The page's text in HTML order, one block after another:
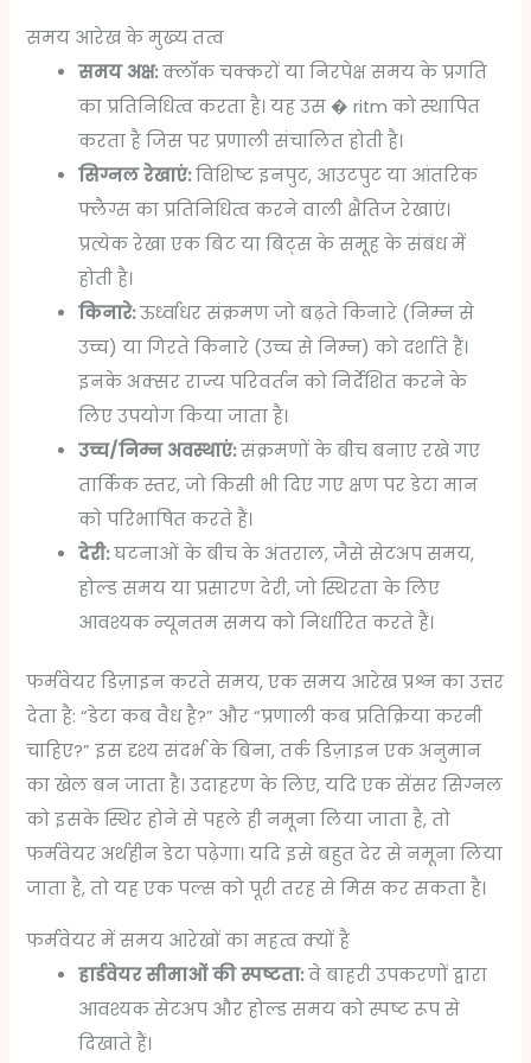
समय आरेख के मुख्य तत्व
समय अक्ष:क्लॉक चक्करों या निरपेक्ष समय के प्रगति
का प्रतिनिधित्व करता है। यह उस � ritm को स्थापित
करता है जिस पर प्रणाली संचालित होती है।
सिग्नल रेखाएं:विशिष्ट इनपुट, आउटपुट या आंतरिक
फ्लैग्स का प्रतिनिधित्व करने वाली क्षैतिज रेखाएं।
प्रत्येक रेखा एक बिट या बिट्स के समूह के संबंध में
होती है।
किनारे:ऊर्ध्वाधर संक्रमण जो बढ़ते किनारे (निम्न से
उच्च) या गिरते किनारे (उच्च से निम्न) को दर्शाते हैं।
इनके अक्सर राज्य परिवर्तन को निर्देशित करने के
लिए उपयोग किया जाता है।
उच्च/निम्न अवस्थाएं:संक्रमणों के बीच बनाए रखे गए
तार्किक स्तर, जो किसी भी दिए गए क्षण पर डेटा मान
को परिभाषित करते हैं।
देरी:घटनाओं के बीच के अंतराल, जैसे सेटअप समय,
होल्ड समय या प्रसारण देरी, जो स्थिरता के लिए
आवश्यक न्यूनतम समय को निर्धारित करते हैं।
फर्मवेयर डिज़ाइन करते समय, एक समय आरेख प्रश्न का उत्तर
देता है: “डेटा कब वैध है?” और “प्रणाली कब प्रतिक्रिया करनी
चाहिए?” इस दृश्य संदर्भ के बिना, तर्क डिज़ाइन एक अनुमान
का खेल बन जाता है। उदाहरण के लिए, यदि एक सेंसर सिग्नल
को इसके स्थिर होने से पहले ही नमूना लिया जाता है, तो
फर्मवेयर अर्थहीन डेटा पढ़ेगा। यदि इसे बहुत देर से नमूना लिया
जाता है, तो यह एक पल्स को पूरी तरह से मिस कर सकता है।
फर्मवेयर में समय आरेखों का महत्व क्यों है
हार्डवेयर सीमाओं की स्पष्टता:वे बाहरी उपकरणों द्वारा
आवश्यक सेटअप और होल्ड समय को स्पष्ट रूप से
दिखाते हैं।